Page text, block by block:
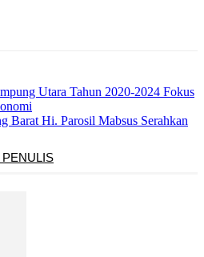
Utara Tahun 2020-2024 Fokus
Barat Hi. Parosil Mabsus Serahkan
PENULIS